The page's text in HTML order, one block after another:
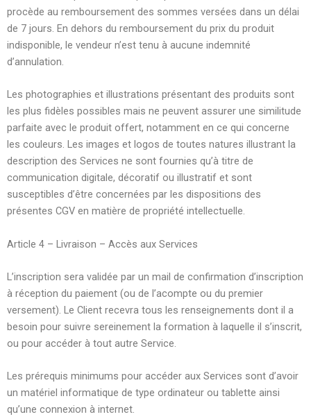
procède au remboursement des sommes versées dans un délai
de 7 jours. En dehors du remboursement du prix du produit
indisponible, le vendeur n’est tenu à aucune indemnité
d’annulation.
Les photographies et illustrations présentant des produits sont
les plus fidèles possibles mais ne peuvent assurer une similitude
parfaite avec le produit offert, notamment en ce qui concerne
les couleurs. Les images et logos de toutes natures illustrant la
description des Services ne sont fournies qu’à titre de
communication digitale, décoratif ou illustratif et sont
susceptibles d’être concernées par les dispositions des
présentes CGV en matière de propriété intellectuelle.
Article 4 – Livraison – Accès aux Services
L’inscription sera validée par un mail de confirmation d’inscription
à réception du paiement (ou de l’acompte ou du premier
versement). Le Client recevra tous les renseignements dont il a
besoin pour suivre sereinement la formation à laquelle il s’inscrit,
ou pour accéder à tout autre Service.
Les prérequis minimums pour accéder aux Services sont d’avoir
un matériel informatique de type ordinateur ou tablette ainsi
qu’une connexion à internet.